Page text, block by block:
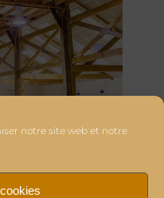
notre site web et notre